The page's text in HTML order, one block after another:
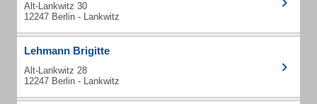
Alt-Lankwitz 30
12247 Berlin - Lankwitz
Lehmann Brigitte
Alt-Lankwitz 28
12247 Berlin - Lankwitz